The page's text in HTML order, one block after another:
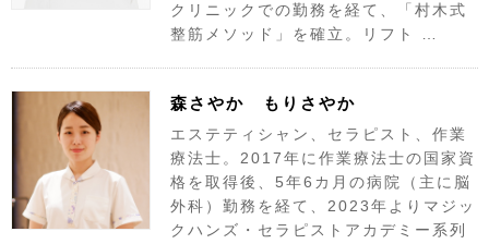
クリニックでの勤務を経て、「村木式
整筋メソッド」を確立。リフト …
森さやか もりさやか
エステティシャン、セラピスト、作業
療法士。2017年に作業療法士の国家資
格を取得後、5年6カ月の病院（主に脳
外科）勤務を経て、2023年よりマジッ
クハンズ・セラピストアカデミー系列